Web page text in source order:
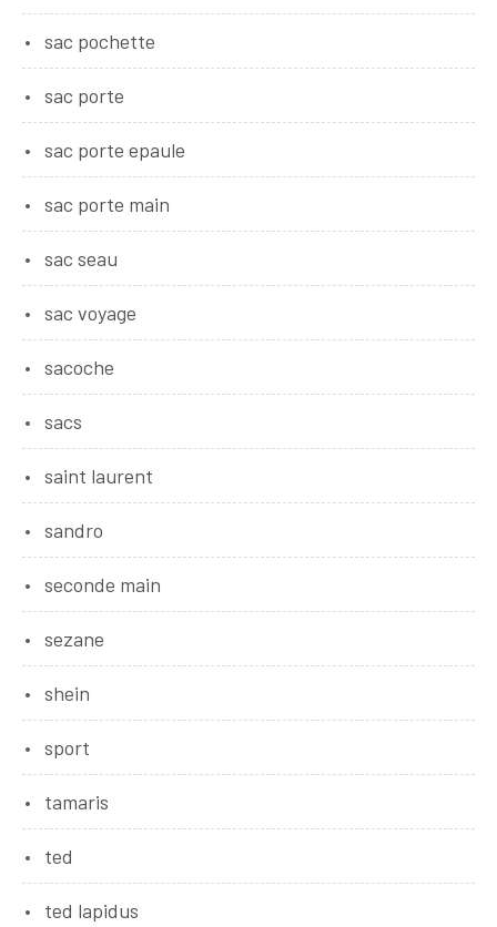
sac pochette
sac porte
sac porte epaule
sac porte main
sac seau
sac voyage
sacoche
sacs
saint laurent
sandro
seconde main
sezane
shein
sport
tamaris
ted
ted lapidus